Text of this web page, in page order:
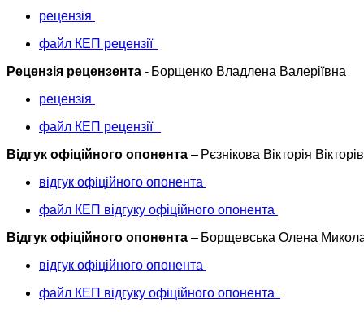
рецензія
файл КЕП рецензії
Рецензія рецензента - Борщенко Владлена Валеріївна
рецензія
файл КЕП рецензії
Відгук офіційного опонента – Рєзнікова Вікторія
відгук офіційного опонента
файл КЕП відгуку офіційного опонента
Відгук офіційного опонента – Борщевська Олена
відгук офіційного опонента
файл КЕП відгуку офіційного опонента